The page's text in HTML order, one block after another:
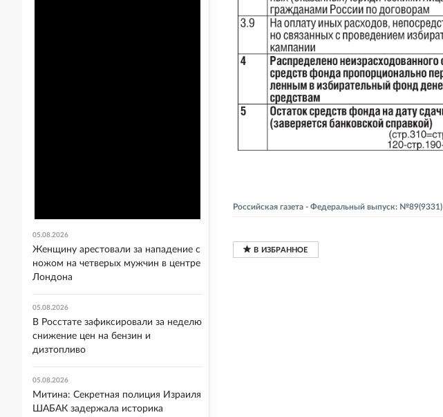
Российская газета - Федеральный выпуск: №89(9331)
05.08.2026
Женщину арестовали за нападение с
ножом на четверых мужчин в центре
Лондона
05.08.2026
В Росстате зафиксировали за неделю
снижение цен на бензин и
дизтопливо
05.08.2026
Митина: Секретная полиция Израиля
ШАБАК задержала историка